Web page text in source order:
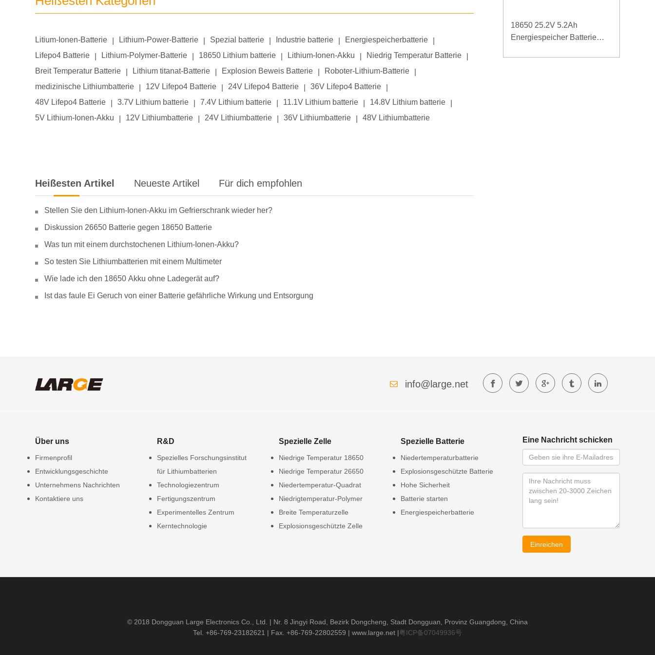
Litium-Ionen-Batterie Lithium-Power-Batterie Spezial batterie Industrie batterie Energiespeicherbatterie
Lifepo4 Batterie
Lithium-Polymer-Batterie 18650 Lithium batterie Lithium-Ionen-Akku Niedrig Temperatur Batterie
Breit Temperatur Batterie
Lithium titanat-Batterie Explosion Beweis Batterie Roboter-Lithium-Batterie
medizinische Lithiumbatterie
12V Lifepo4 Batterie 24V Lifepo4 Batterie 36V Lifepo4 Batterie
48V Lifepo4 Batterie
3.7V Lithium batterie 7.4V Lithium batterie 11.1V Lithium batterie 14.8V Lithium batterie
5V Lithium-Ionen-Akku
12V Lithiumbatterie 24V Lithiumbatterie 36V Lithiumbatterie 48V Lithiumbatterie
Heißesten Artikel Neueste Artikel Für dich empfohlen
Stellen Sie den Lithium-Ionen-Akku im Gefrierschrank wieder her?
Diskussion 26650 Batterie gegen 18650 Batterie
Was tun mit einem durchstochenen Lithium-Ionen-Akku?
So testen Sie Lithiumbatterien mit einem Multimeter
Wie lade ich den 18650 Akku ohne Ladegerät auf?
Ist das faule Ei Geruch von einer Batterie gefährliche Wirkung und Entsorgung
18650 25.2V 5.2Ah
Energiespeicher Batterie
info@large.net
Über uns
Firmenprofil
Entwicklungsgeschichte
Unternehmens Nachrichten
Kontaktiere uns
R&D
Spezielles Forschungsinstitut
für Lithiumbatterien
Technologiezentrum
Fertigungszentrum
Experimentelles Zentrum
Kerntechnologie
Spezielle Zelle
Niedrige Temperatur 18650
Niedrige Temperatur 26650
Niedertemperatur-Quadrat
Niedrigtemperatur-Polymer
Breite Temperaturzelle
Explosionsgeschützte Zelle
Spezielle Batterie
Niedertemperaturbatterie
Explosionsgeschützte Batterie
Hohe Sicherheit
Batterie starten
Energiespeicherbatterie
Eine Nachricht schicken
Einreichen
© 2018 Dongguan Large Electronics Co., Ltd. | Nr. 8 Jingyi Road, Bezirk Dongcheng, Stadt Dongguan, Provinz Guangdong, China
Tel. +86-769-23182621 | Fax. +86-769-22802559 | www.large.net |粤ICP备07049936号